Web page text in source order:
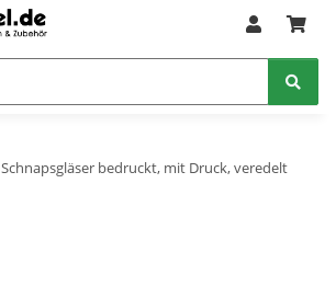
Schnapsgläser bedruckt, mit Druck, veredelt